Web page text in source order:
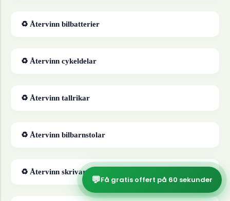
♻ Återvinn bilbatterier
♻ Återvinn cykeldelar
♻ Återvinn tallrikar
♻ Återvinn bilbarnstolar
♻ Återvinn skrivare
💬Få gratis offert på 60 sekunder